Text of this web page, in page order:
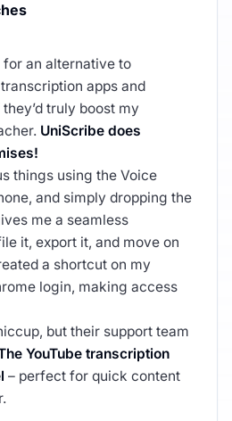
for an alternative to
apps and
truly boost my
UniScribe does
things using the Voice
and simply dropping the
me a seamless
it, export it, and move on
a shortcut on my
login, making access
but their support team
YouTube transcription
– perfect for quick content